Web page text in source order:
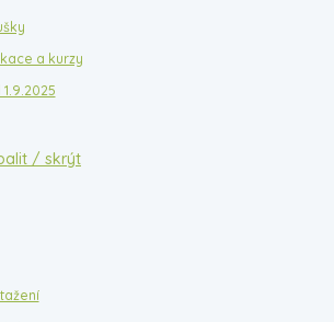
a kurzy
/ skrýt